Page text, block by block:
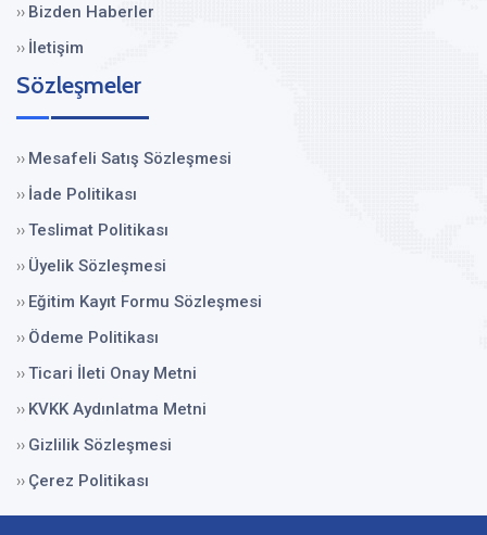
›› Bizden Haberler
›› İletişim
Sözleşmeler
›› Mesafeli Satış Sözleşmesi
›› İade Politikası
››Teslimat Politikası
›› Üyelik Sözleşmesi
›› Eğitim Kayıt Formu Sözleşmesi
›› Ödeme Politikası
››Ticari İleti Onay Metni
›› KVKK Aydınlatma Metni
›› Gizlilik Sözleşmesi
›› Çerez Politikası